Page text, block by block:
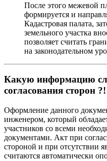
После этого межевой
формируется и
Кадастровая палата,
земельного участка
позволяет считать
на законодательном
Какую информацию
согласования сторон ?!
Оформление данного
инженером, который
участников со всеми
документами. Акт при
стороной и при отсутствии
считаются автоматически